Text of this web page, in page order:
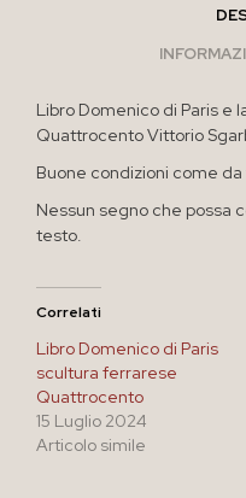
Libro Domenico di Paris e
Quattrocento Vittorio
Buone condizioni come
Nessun segno che possa
testo.
Correlati
Libro Domenico di Paris
scultura ferrarese
Quattrocento
15 Luglio 2024
Articolo simile